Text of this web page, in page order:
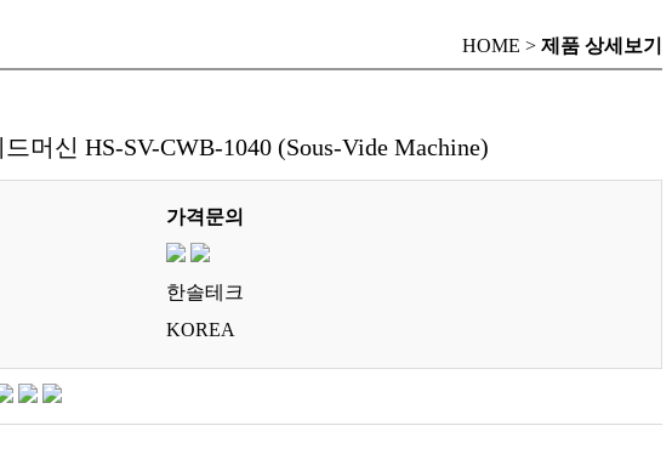
HOME > 제품 상세보기
머신 HS-SV-CWB-1040 (Sous-Vide Machine)
가격문의
한솔테크
KOREA